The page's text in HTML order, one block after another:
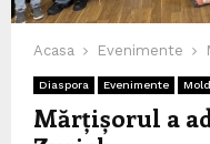
Acasa Evenimente
Diaspora Evenimente
Mărțișorul a